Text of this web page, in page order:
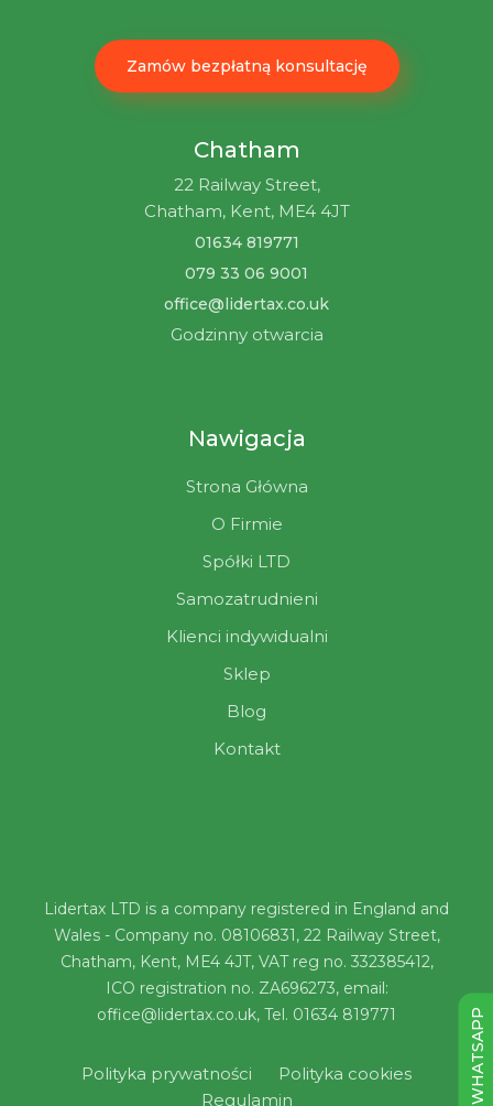
WHATSAPP
Zamów bezpłatną konsultację
Chatham
22 Railway Street,
Chatham, Kent, ME4 4JT
01634 819771
079 33 06 9001
office@lidertax.co.uk
Godzinny otwarcia
Nawigacja
Strona Główna
O Firmie
Spółki LTD
Samozatrudnieni
Klienci indywidualni
Sklep
Blog
Kontakt
Lidertax LTD is a company registered in England and
Wales - Company no. 08106831, 22 Railway Street,
Chatham, Kent, ME4 4JT, VAT reg no. 332385412,
ICO registration no. ZA696273, email:
office@lidertax.co.uk, Tel. 01634 819771
Polityka prywatności
Polityka cookies
Regulamin